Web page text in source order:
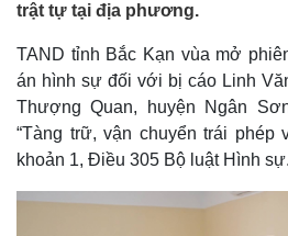
trật tự tại địa phương.
TAND tỉnh Bắc Kạn vùa mở
án hình sự đối với bị cáo Linh
Thượng Quan, huyện Ngân
“Tàng trữ, vận chuyển trái phép
khoản 1, Điều 305 Bộ luật Hình sự.